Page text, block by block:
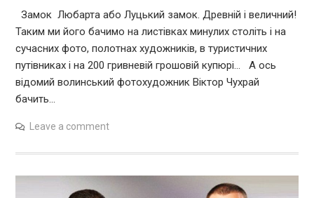
Замок Любарта або Луцький замок. Древній і величний!
Таким ми його бачимо на листівках минулих століть і на
сучасних фото, полотнах художників, в туристичних
путівниках і на 200 гривневій грошовій купюрі… А ось
відомий волинський фотохудожник Віктор Чухрай
бачить…
Leave a comment